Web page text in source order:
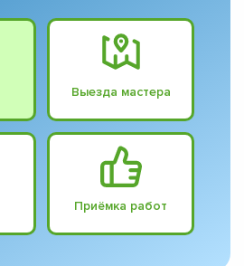
Выезда мастера
Приёмка работ